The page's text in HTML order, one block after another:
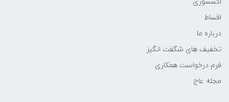
اقساط
درباره ما
تخفیف های شگفت انگیز
فرم درخواست همکاری
مجله عاج